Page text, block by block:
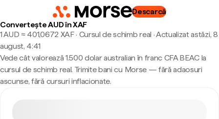
Descarcă
Convertește AUD în XAF
1 AUD ≈ 401,0672 XAF · Cursul de schimb real ·Actualizat astăzi, 8
august, 4:41
Vede cât valorează 1.500 dolar australian în franc CFA BEAC la
cursul de schimb real. Trimite bani cu Morse — fără adaosuri
ascunse, fără cursuri inflacionate.